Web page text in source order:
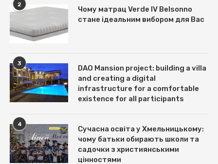
2
Чому матрац Verde IV Belsonno
стане ідеальним вибором для Вас
3
DAO Mansion project: building a villa
and creating a digital
infrastructure for a comfortable
existence for all participants
4
Сучасна освіта у Хмельницькому:
чому батьки обирають школи та
садочки з християнськими
цінностями